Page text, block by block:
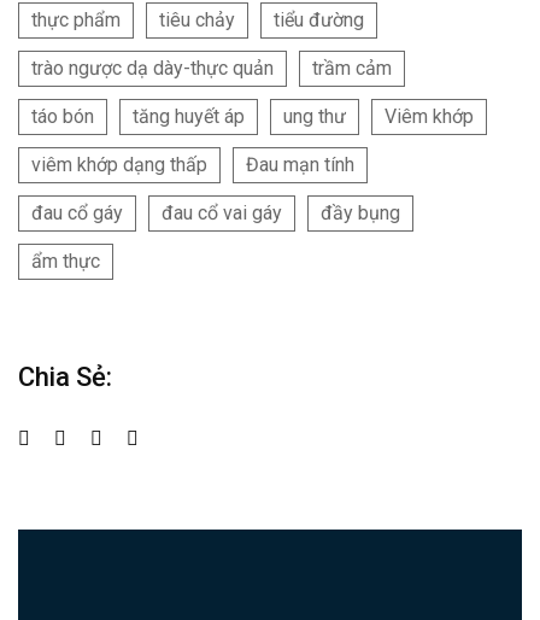
thực phẩm tiêu chảy tiểu đường
trào ngược dạ dày-thực quản trầm cảm
táo bón tăng huyết áp ung thư Viêm khớp
viêm khớp dạng thấp Đau mạn tính
đau cổ gáy đau cổ vai gáy đầy bụng
ẩm thực
Chia Sẻ: